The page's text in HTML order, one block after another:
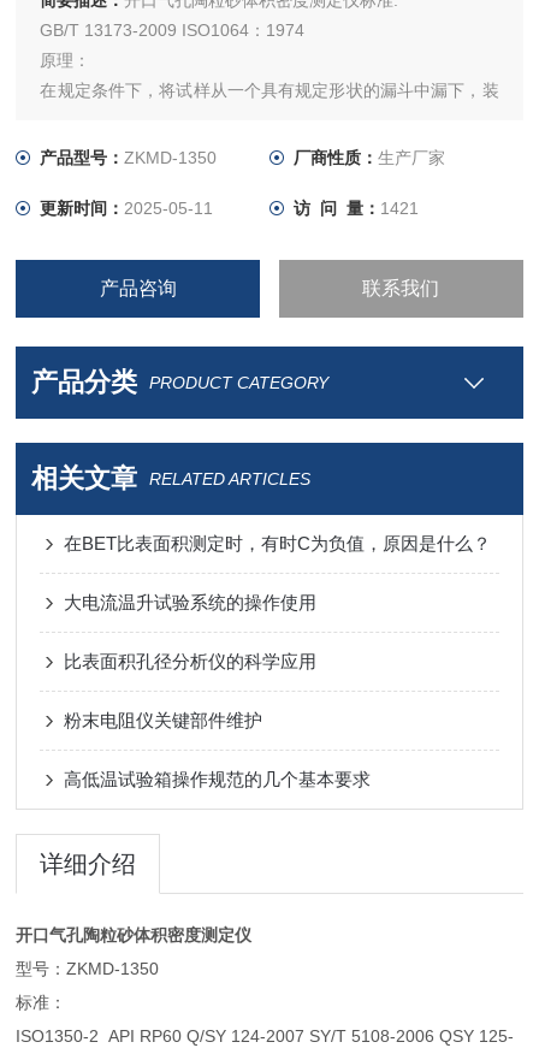
GB/T 13173-2009 ISO1064：1974
原理：
在规定条件下，将试样从一个具有规定形状的漏斗中漏下，装
产品型号：ZKMD-1350 厂商性质： 生产厂家
更新时间： 2025-05-11 访 问 量： 1421
产品咨询 联系我们
产品分类 PRODUCT CATEGORY
相关文章 RELATED ARTICLES
在BET比表面积测定时，有时C为负值，原因是什么？
大电流温升试验系统的操作使用
比表面积孔径分析仪的科学应用
粉末电阻仪关键部件维护
高低温试验箱操作规范的几个基本要求
详细介绍
开口气孔陶粒砂体积密度测定仪
型号：ZKMD-1350
标准：
ISO1350-2 API RP60 Q/SY 124-2007 SY/T 5108-2006 QSY 125-